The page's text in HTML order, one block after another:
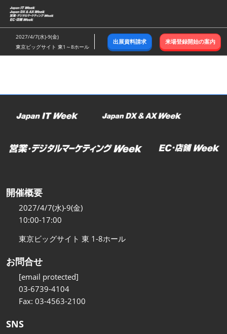
ス
キ
ッ
し
む
2027/4/7(水)-9(金)
東京ビッグサイト 東1～8ホール
出展資料請求 来場登録開始の案内
開催概要
2027/4/7(水)-9(金)
10:00-17:00
東京ビッグサイト 東 1-8ホール
お問合せ
[email protected]
03-6739-4104
Fax: 03-4563-2100
SNS